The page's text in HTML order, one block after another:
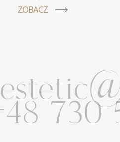
ZOBACZ
730